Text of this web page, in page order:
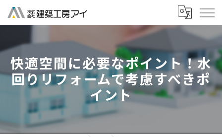
快適空間に必要なポイント！水
回りリフォームで考慮すべきポ
イント